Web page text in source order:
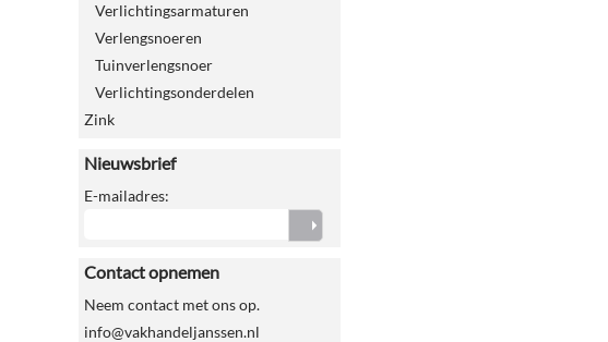
Verlichtingsarmaturen
Verlengsnoeren
Tuinverlengsnoer
Verlichtingsonderdelen
Zink
Nieuwsbrief
E-mailadres:
Contact opnemen
Neem contact met ons op.
info@vakhandeljanssen.nl